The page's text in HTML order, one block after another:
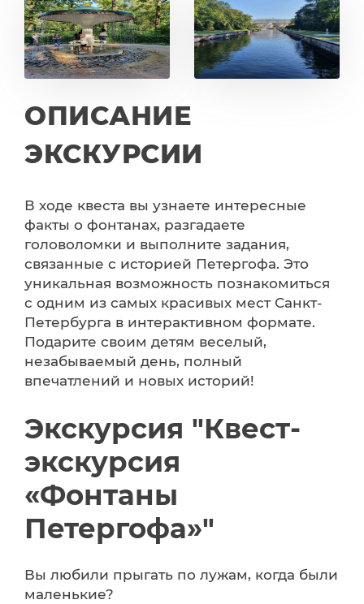
ОПИСАНИЕ
ЭКСКУРСИИ
В ходе квеста вы узнаете интересные
факты о фонтанах, разгадаете
головоломки и выполните задания,
связанные с историей Петергофа. Это
уникальная возможность познакомиться
с одним из самых красивых мест Санкт-
Петербурга в интерактивном формате.
Подарите своим детям веселый,
незабываемый день, полный
впечатлений и новых историй!
Экскурсия "Квест-
экскурсия
«Фонтаны
Петергофа»"
Вы любили прыгать по лужам, когда были
маленькие?